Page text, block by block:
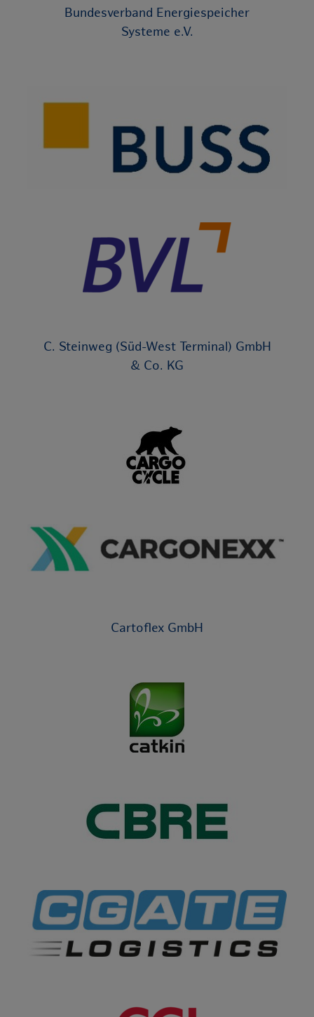
Bundesverband Energiespeicher
Systeme e.V.
C. Steinweg (Süd-West Terminal) GmbH
& Co. KG
Cartoflex GmbH